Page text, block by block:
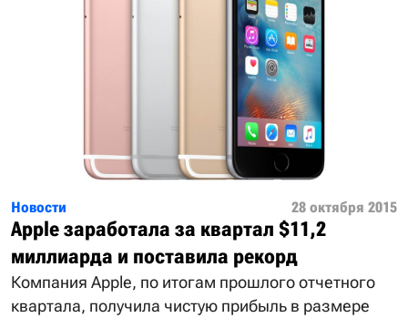
Новости 28 октября 2015
Apple заработала за квартал $11,2
миллиарда и поставила рекорд
Компания Apple, по итогам прошлого отчетного
квартала, получила чистую прибыль в размере